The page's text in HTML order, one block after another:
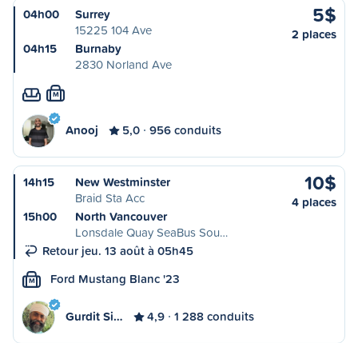
04h00
Surrey
15225 104 Ave
04h15
Burnaby
2830 Norland Ave
5$
2 places
M
Anooj 5,0 956 conduits
14h15
New Westminster
Braid Sta Acc
15h00
North Vancouver
Lonsdale Quay SeaBus Sou…
Retour jeu. 13 août à 05h45
10$
4 places
M Ford Mustang Blanc '23
Gurdit Si… 4,9 1 288 conduits